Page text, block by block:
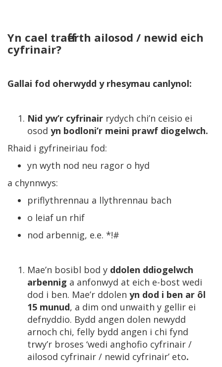
Yn cael trafferth ailosod / newid eich
cyfrinair?
Gallai fod oherwydd y rhesymau canlynol:
Nid yw’r cyfrinair rydych chi’n ceisio ei
osod yn bodloni’r meini prawf diogelwch.
Rhaid i gyfrineiriau fod:
yn wyth nod neu ragor o hyd
a chynnwys:
priflythrennau a llythrennau bach
o leiaf un rhif
nod arbennig, e.e. *!#
Mae’n bosibl bod y ddolen ddiogelwch
arbennig a anfonwyd at eich e-bost wedi
dod i ben. Mae’r ddolen yn dod i ben ar ôl
15 munud, a dim ond unwaith y gellir ei
defnyddio. Bydd angen dolen newydd
arnoch chi, felly bydd angen i chi fynd
trwy’r broses ‘wedi anghofio cyfrinair /
ailosod cyfrinair / newid cyfrinair’ eto.